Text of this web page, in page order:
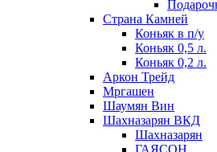
Страна Камней
Коньяк в п/у
Коньяк 0,5 л.
Коньяк 0,2 л.
Аркон Трейд
Мргашен
Шаумян Вин
Шахназарян ВКД
Шахназарян
ГАЯСОН